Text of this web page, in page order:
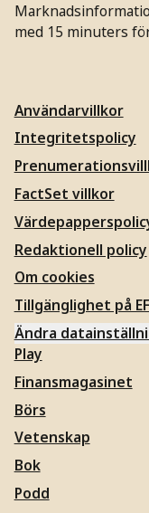
med 15 minuters
Användarvillkor
Integritetspolicy
FactSet villkor
Redaktionell policy
Om cookies
Tillgänglighet på
Ändra
Play
Finansmagasinet
Börs
Vetenskap
Bok
Podd